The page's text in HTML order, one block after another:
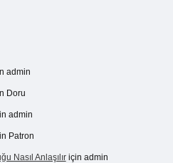
admin
Doru
admin
Patron
Nasıl Anlaşılıriçin admin